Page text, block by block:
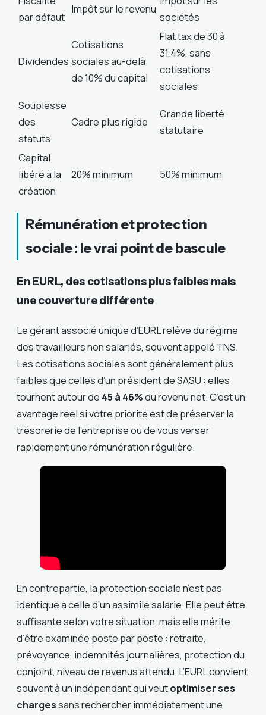
par défaut
Impôt sur le revenu
sociétés
Dividendes
Cotisations
sociales au-delà
de 10% du capital
Flat tax de 30 à
31,4%, sans
cotisations
sociales
Souplesse
des
statuts
Cadre plus rigide
Grande liberté
statutaire
Capital
libéré à la
création
20% minimum 50% minimum
Rémunération et protection
sociale : le vrai point de bascule
En EURL, des cotisations plus faibles mais
une couverture différente
Le gérant associé unique d’EURL relève du régime
des travailleurs non salariés, souvent appelé TNS.
Les cotisations sociales sont généralement plus
faibles que celles d’un président de SASU : elles
tournent autour de 45 à 46%du revenu net. C’est un
avantage réel si votre priorité est de préserver la
trésorerie de l’entreprise ou de vous verser
rapidement une rémunération régulière.
En contrepartie, la protection sociale n’est pas
identique à celle d’un assimilé salarié. Elle peut être
suffisante selon votre situation, mais elle mérite
d’être examinée poste par poste : retraite,
prévoyance, indemnités journalières, protection du
conjoint, niveau de revenus attendu. L’EURL convient
souvent à un indépendant qui veutoptimiser ses
chargessans rechercher immédiatement une